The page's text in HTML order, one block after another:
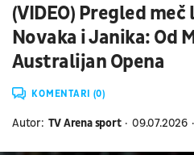
(VIDEO) Pregled
Novaka i Janika: Od
Australijan Opena
KOMENTARI (0)
Autor: TV Arena sport 09.07.2026